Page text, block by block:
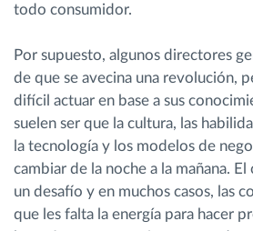
todo consumidor.
Por supuesto, algunos directores
de que se avecina una revolución,
difícil actuar en base a sus
suelen ser que la cultura, las
la tecnología y los modelos de
cambiar de la noche a la mañana.
un desafío y en muchos casos, las
que les falta la energía para hacer